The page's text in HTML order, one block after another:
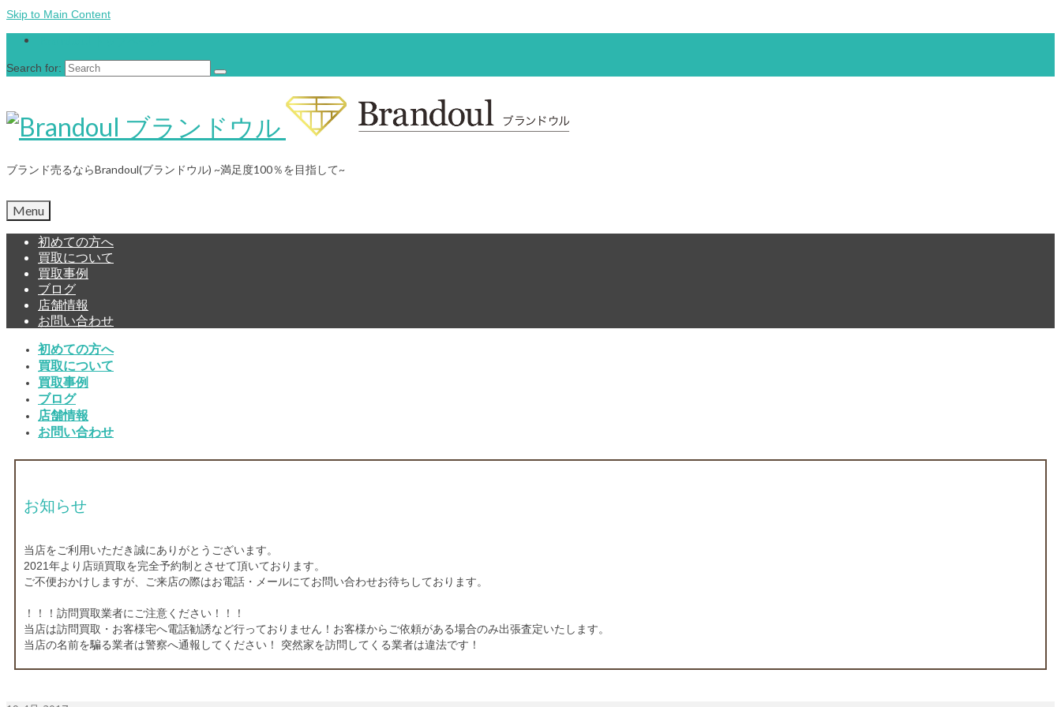
Skip to Main Content
Search for:
ブランド売るならBrandoul(ブランドウル) ~満足度100％を目指して~
Menu
初めての方へ
買取について
買取事例
ブログ
店舗情報
お問い合わせ
初めての方へ
買取について
買取事例
ブログ
店舗情報
お問い合わせ
お知らせ
当店をご利用いただき誠にありがとうございます。
2021年より店頭買取を完全予約制とさせて頂いております。
ご不便おかけしますが、ご来店の際はお電話・メールにてお問い合わせお待ちしております。
！！！訪問買取業者にご注意ください！！！
当店は訪問買取・お客様宅へ電話勧誘など行っておりません！お客様からご依頼がある場合のみ出張査定いたします。
当店の名前を騙る業者は警察へ通報してください！ 突然家を訪問してくる業者は違法です！